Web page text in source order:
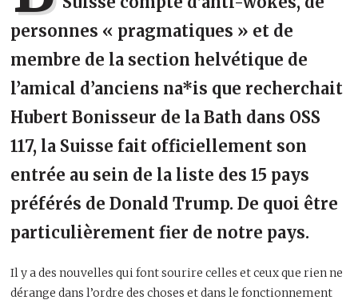
personnes « pragmatiques » et de
membre de la section helvétique de
l’amical d’anciens na*is que recherchait
Hubert Bonisseur de la Bath dans OSS
117, la Suisse fait officiellement son
entrée au sein de la liste des 15 pays
préférés de Donald Trump. De quoi être
particulièrement fier de notre pays.
Il y a des nouvelles qui font sourire celles et ceux que rien ne
dérange dans l’ordre des choses et dans le fonctionnement